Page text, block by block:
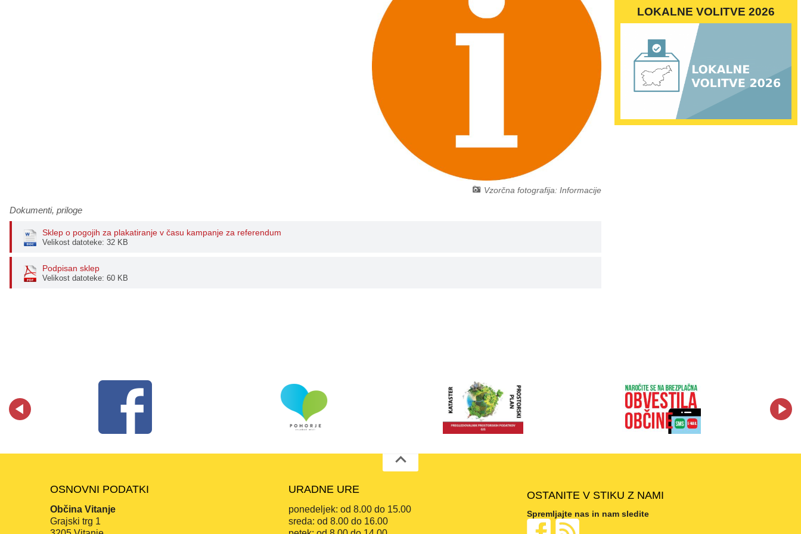
Vzorčna fotografija: Informacije
Dokumenti, priloge
Sklep o pogojih za plakatiranje v času kampanje za referendum
Velikost datoteke: 32 KB
Podpisan sklep
Velikost datoteke: 60 KB
LOKALNE VOLITVE 2026
OSNOVNI PODATKI
Občina Vitanje
Grajski trg 1
URADNE URE
ponedeljek: od 8.00 do 15.00
sreda: od 8.00 do 16.00
OSTANITE V STIKU Z NAMI
Spremljajte nas in nam sledite